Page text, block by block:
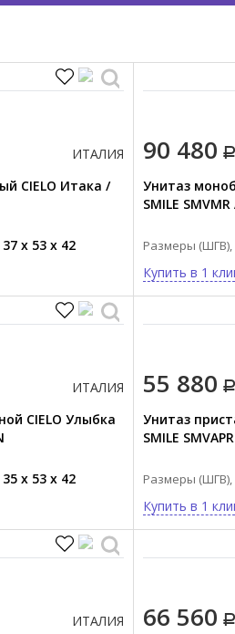
ИТАЛИЯ
CIELO Итака /
37 x 53 x 42
90 480
Унитаз
SMILE SMVMR
Размеры (ШГВ),
Купить в 1
ИТАЛИЯ
CIELO Улыбка
35 x 53 x 42
55 880
Унитаз
SMILE
Размеры (ШГВ),
Купить в 1
ИТАЛИЯ
66 560